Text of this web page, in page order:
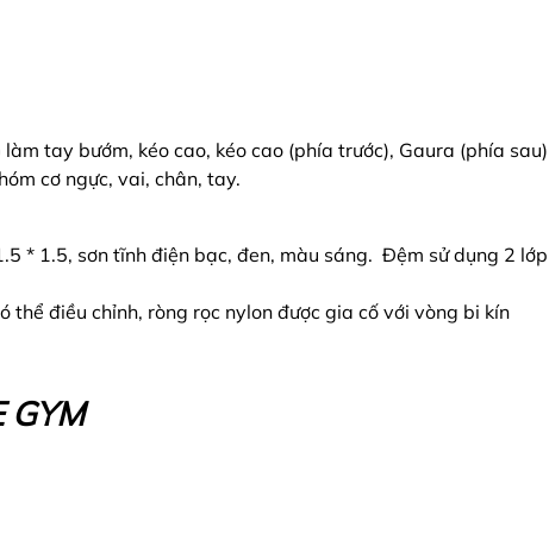
tay bướm, kéo cao, kéo cao (phía trước), Gaura (phía
cơ ngực, vai, chân, tay.
* 1.5, sơn tĩnh điện bạc, đen, màu sáng. Đệm sử dụng 2
thể điều chỉnh, ròng rọc nylon được gia cố với vòng bi kín